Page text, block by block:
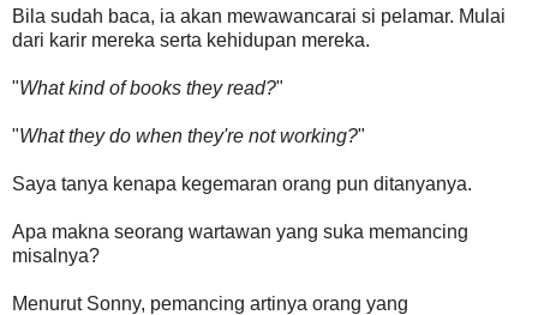
Bila sudah baca, ia akan mewawancarai si pelamar. Mulai
dari karir mereka serta kehidupan mereka.
"What kind of books they read?"
"What they do when they're not working?"
Saya tanya kenapa kegemaran orang pun ditanyanya.
Apa makna seorang wartawan yang suka memancing
misalnya?
Menurut Sonny, pemancing artinya orang yang